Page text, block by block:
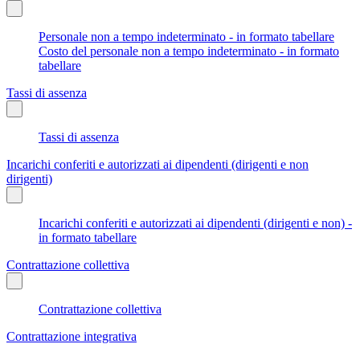
Personale non a tempo indeterminato - in formato tabellare
Costo del personale non a tempo indeterminato - in formato
tabellare
Tassi di assenza
Tassi di assenza
Incarichi conferiti e autorizzati ai dipendenti (dirigenti e non
dirigenti)
Incarichi conferiti e autorizzati ai dipendenti (dirigenti e non) -
in formato tabellare
Contrattazione collettiva
Contrattazione collettiva
Contrattazione integrativa